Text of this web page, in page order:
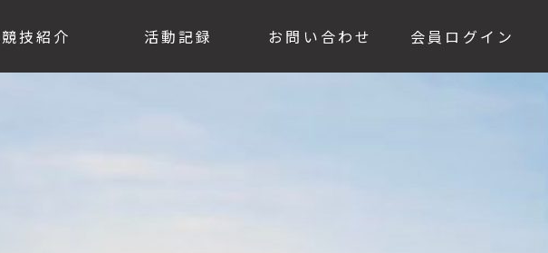
競技紹介 活動記録 お問い合わせ 会員ログイン